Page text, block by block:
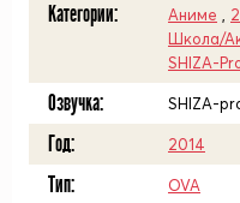
Категории: Аниме
Школа/
SHIZA-
Озвучка: SHIZA-
Год: 2014
Тип: OVA